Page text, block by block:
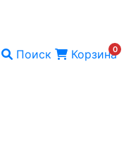
Поиск Корзина
0